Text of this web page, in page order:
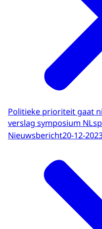
Politieke prioriteit gaat
verslag symposium
Nieuwsbericht20-12-